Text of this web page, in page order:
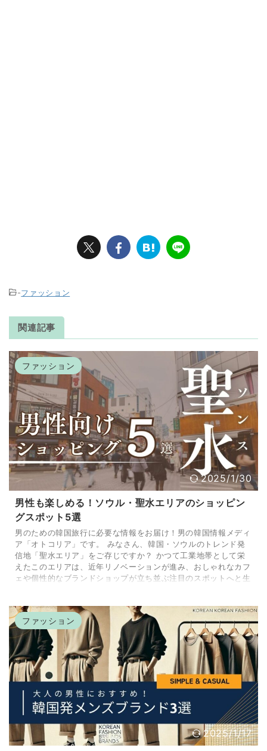
-ファッション
関連記事
ファッション
2025/1/30
男性も楽しめる！ソウル・聖水エリアのショッピン
グスポット5選
男のための韓国旅行に必要な情報をお届け！男の韓国情報メディ
ア「オトコリア」です。 みなさん、韓国・ソウルのトレンド発
信地「聖水エリア」をご存じですか？ かつて工業地帯として栄
えたこのエリアは、近年リノベーションが進み、おしゃれなカフ
ェや個性的なブランドショップが立ち並ぶ注目のスポットへと生
適な場所です。 この記事では、聖水エリアで見逃せない男性向
けショッピング情報を5つ厳選してご紹介します。 ...
ファッション
2025/1/17